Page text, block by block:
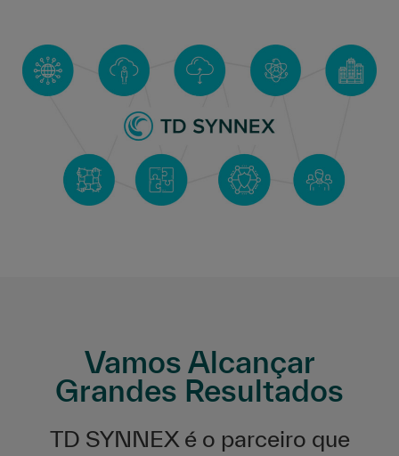
Vamos Alcançar
Grandes Resultados
TD SYNNEX é o parceiro que